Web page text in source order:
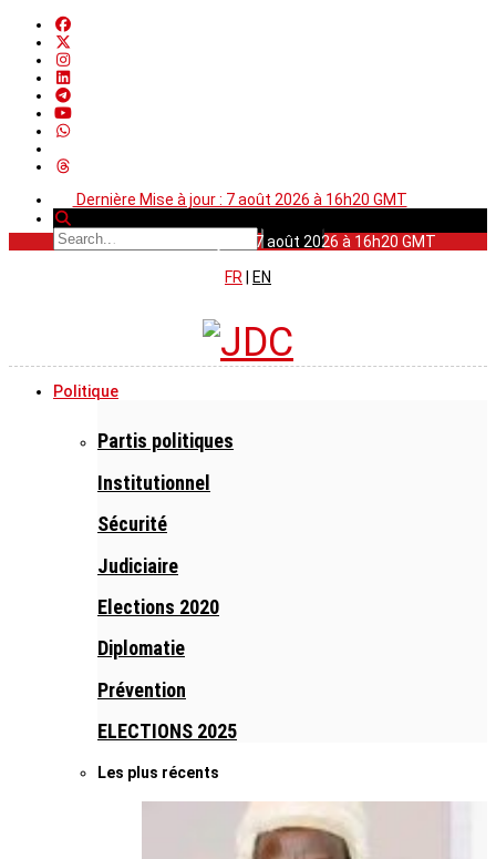
Dernière Mise à jour : 7 août 2026 à 16h20 GMT
Dernière Mise à jour : 7 août 2026 à 16h20 GMT
FR
EN
Politique
Partis politiques
Institutionnel
Sécurité
Judiciaire
Elections 2020
Diplomatie
Prévention
ELECTIONS 2025
Les plus récents